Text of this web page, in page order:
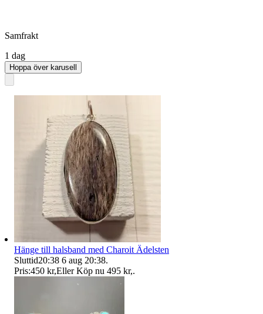
Samfrakt
1 dag
Hoppa över karusell
Hänge till halsband med Charoit Ädelsten
Sluttid20:38 6 aug 20:38.
Pris:450 kr,Eller Köp nu 495 kr,.